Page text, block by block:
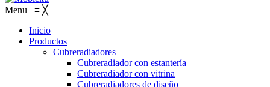
Menu ≡ ╳
Inicio
Productos
Cubreradiadores
Cubreradiador con estantería
Cubreradiador con vitrina
Cubreradiadores de diseño